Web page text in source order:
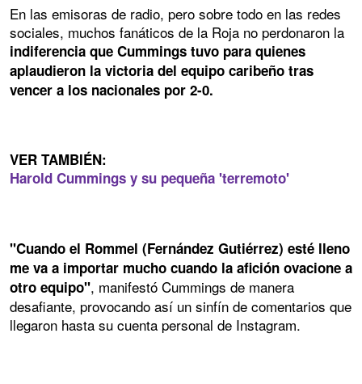
En las emisoras de radio, pero sobre todo en las redes
sociales, muchos fanáticos de la Roja no perdonaron la
indiferencia que Cummings tuvo para quienes
aplaudieron la victoria del equipo caribeño tras
vencer a los nacionales por 2-0.
VER TAMBIÉN:
Harold Cummings y su pequeña 'terremoto'
"Cuando el Rommel (Fernández Gutiérrez) esté lleno
me va a importar mucho cuando la afición ovacione a
otro equipo", manifestó Cummings de manera
desafiante, provocando así un sinfín de comentarios que
llegaron hasta su cuenta personal de Instagram.